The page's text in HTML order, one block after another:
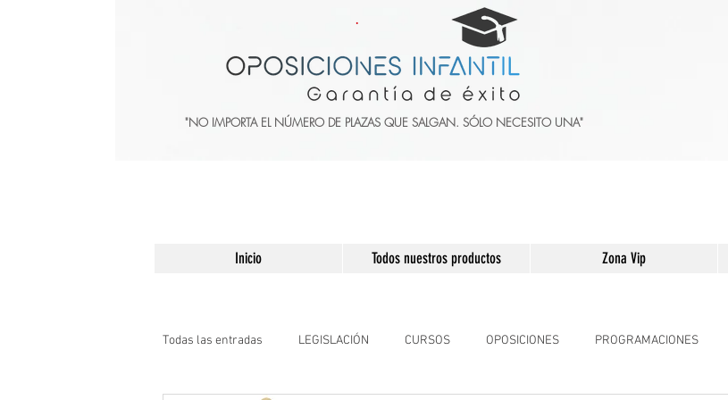
"NO IMPORTA EL NÚMERO DE PLAZAS QUE SALGAN. SÓLO NECESITO UNA"
Inicio Todos nuestros productos Zona Vip
Todas las entradas LEGISLACIÓN CURSOS OPOSICIONES PROGRAMACIONES